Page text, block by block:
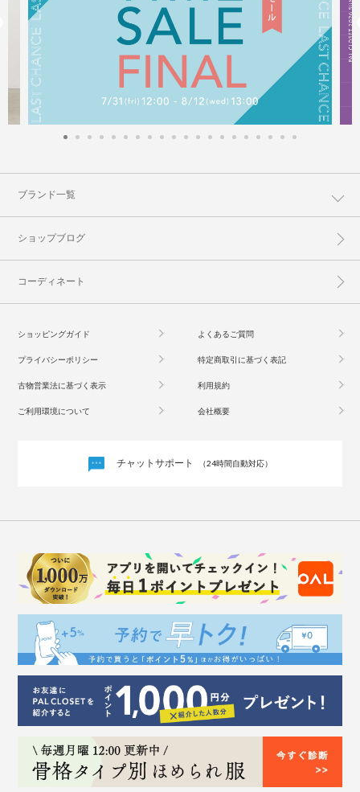
ブランド一覧
ショップブログ
コーディネート
ショッピングガイド よくあるご質問
プライバシーポリシー 特定商取引に基づく表記
古物営業法に基づく表示 利用規約
ご利用環境について 会社概要
チャットサポート （24時間自動対応）